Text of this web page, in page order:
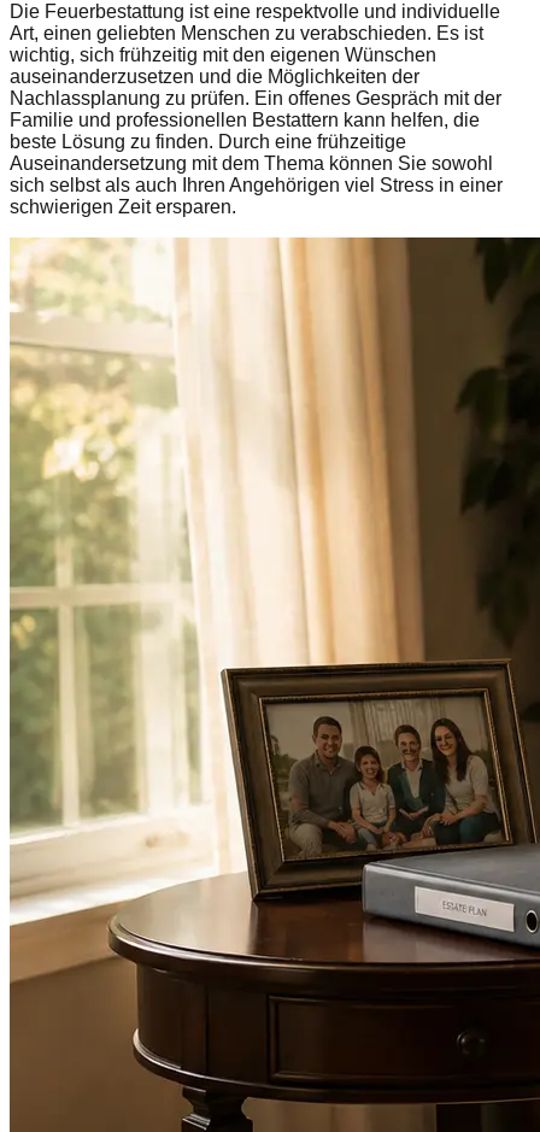
Die Feuerbestattung ist eine respektvolle und individuelle
Art, einen geliebten Menschen zu verabschieden. Es ist
wichtig, sich frühzeitig mit den eigenen Wünschen
auseinanderzusetzen und die Möglichkeiten der
Nachlassplanung zu prüfen. Ein offenes Gespräch mit der
Familie und professionellen Bestattern kann helfen, die
beste Lösung zu finden. Durch eine frühzeitige
Auseinandersetzung mit dem Thema können Sie sowohl
sich selbst als auch Ihren Angehörigen viel Stress in einer
schwierigen Zeit ersparen.